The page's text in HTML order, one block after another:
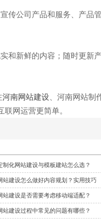
传公司产品和服务、产品
新鲜的内容；随时更新
河南网站建设 、河南网站
网运营更简单。
制化网站建设与模板建站怎么选？
站建设怎么做好内容规划？实用技巧
站建设是否需要考虑移动端适配？
站建设过程中常见的问题有哪些？